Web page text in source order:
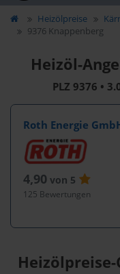
Heizölpreise
9376 Knappenberg
Heizöl-
PLZ 9376 •
Roth Energie
4,90 von 5
125 Bewertungen